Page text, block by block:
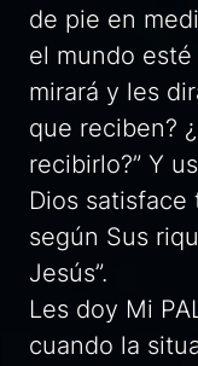
de pie en
el mundo
mirará y les
que reciben?
recibirlo?” Y
Dios
según Sus
Jesús”.
Les doy Mi
cuando la